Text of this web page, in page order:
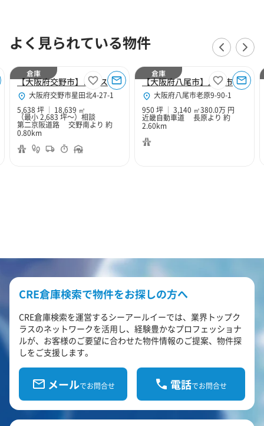
よく見られている物件
【大阪府交野市】ロジスクエア大阪交野
大阪府交野市星田北4-27-1
5,638 坪
18,639 ㎡
（最小 2,683 坪～） 相談
第二京阪道路 交野南より 約
0.80km
倉庫
【大阪府八尾市】八尾市老原9丁目950坪倉庫
大阪府八尾市老原9-90-1
950 坪
3,140 ㎡380.0万 円
近畿自動車道 長原より 約
2.60km
倉庫
CRE倉庫検索で物件をお探しの方へ
CRE倉庫検索を運営するシーアールイーでは、業界トップク
ラスのネットワークを活用し、経験豊かなプロフェッショナ
ルが、お客様のご要望に合わせた物件情報のご提案、物件探
しをご支援します。
メールでお問合せ 電話でお問合せ